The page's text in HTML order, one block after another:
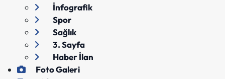
İnfografik
Spor
Sağlık
3. Sayfa
Haber İlan
Foto Galeri